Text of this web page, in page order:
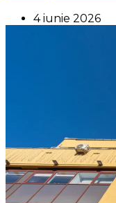
4 iunie 2026